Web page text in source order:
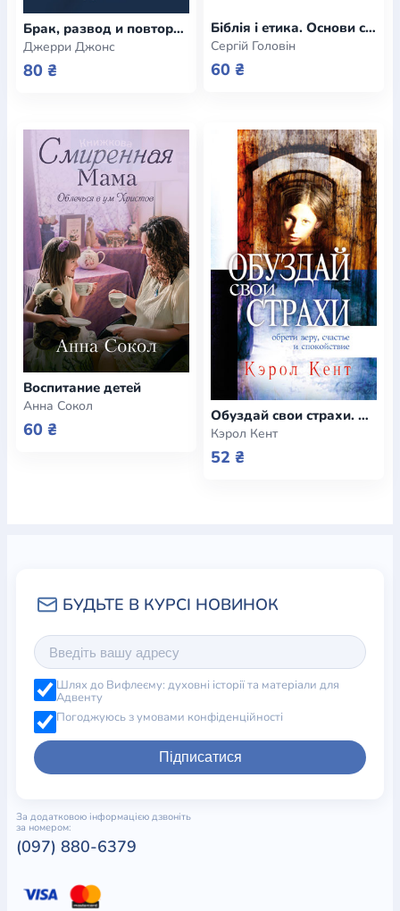
Брак, развод и повторный брак в свете Божьей сущности и разумения Христа (e-book)
Джерри Джонс
80 ₴
Біблія і етика. Основи справедливого життя (e-book)
Сергій Головін
60 ₴
Воспитание детей
Анна Сокол
60 ₴
Обуздай свои страхи. Обрети веру, счастье и спокойствие (e-book)
Кэрол Кент
52 ₴
Шлях до Вифлеєму: духовні історії та матеріали для
Адвенту
Погоджуюсь з умовами конфіденційності
Підписатися
За додатковою інформацією дзвоніть
за номером:
(097) 880-6379